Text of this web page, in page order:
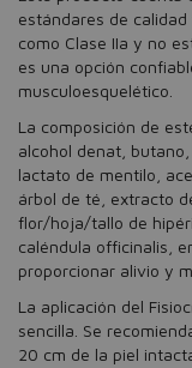
estándares de
como Clase IIa y no
es una opción
musculoesquelético.
La composición de
alcohol denat,
lactato de mentilo,
árbol de té, extracto
flor/hoja/tallo de
caléndula officinalis,
proporcionar alivio y
La aplicación del
sencilla. Se
20 cm de la piel